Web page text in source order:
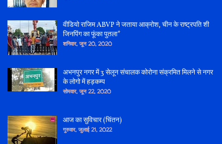
वीडियो राजिम ABVP ने जताया आक्रोश, चीन के राष्ट्रपति शी
जिनपिंग का फूंका पुतला*
शनिवार, जून 20, 2020
अभनपुर नगर में 3 सेलून संचालक कोरोना संक्रमित मिलने से नगर
के लोगो में हड़कम्प
सोमवार, जून 22, 2020
आज का सुविचार (चिंतन)
गुरुवार, जुलाई 21, 2022